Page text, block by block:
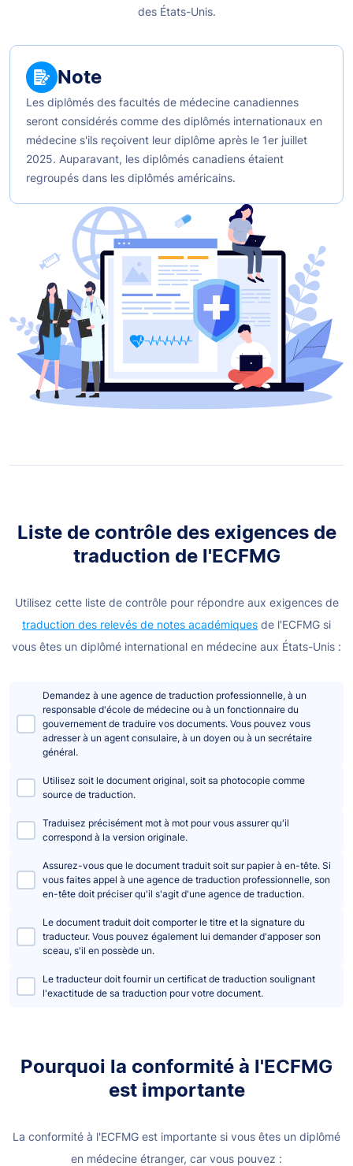
des États-Unis.
Note
Les diplômés des facultés de médecine canadiennes
seront considérés comme des diplômés internationaux en
médecine s'ils reçoivent leur diplôme après le 1er juillet
2025. Auparavant, les diplômés canadiens étaient
regroupés dans les diplômés américains.
Liste de contrôle des exigences de
traduction de l'ECFMG
Utilisez cette liste de contrôle pour répondre aux exigences de
traduction des relevés de notes académiques de l'ECFMG si
vous êtes un diplômé international en médecine aux États-Unis :
Demandez à une agence de traduction professionnelle, à un
responsable d'école de médecine ou à un fonctionnaire du
gouvernement de traduire vos documents. Vous pouvez vous
adresser à un agent consulaire, à un doyen ou à un secrétaire
général.
Utilisez soit le document original, soit sa photocopie comme
source de traduction.
Traduisez précisément mot à mot pour vous assurer qu'il
correspond à la version originale.
Assurez-vous que le document traduit soit sur papier à en-tête. Si
vous faites appel à une agence de traduction professionnelle, son
en-tête doit préciser qu'il s'agit d'une agence de traduction.
Le document traduit doit comporter le titre et la signature du
traducteur. Vous pouvez également lui demander d'apposer son
sceau, s'il en possède un.
Le traducteur doit fournir un certificat de traduction soulignant
l'exactitude de sa traduction pour votre document.
Pourquoi la conformité à l'ECFMG
est importante
La conformité à l'ECFMG est importante si vous êtes un diplômé
en médecine étranger, car vous pouvez :